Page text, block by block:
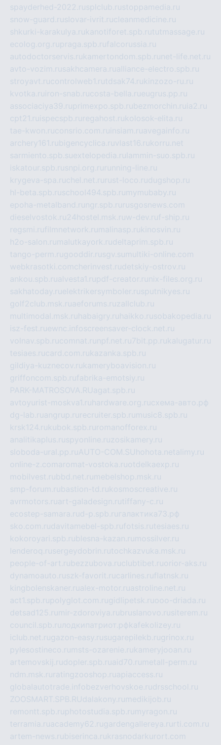
spayderhed-2022.rusplclub.rustoppamedia.ru
snow-guard.ruslovar-ivrit.rucleanmedicine.ru
shkurki-karakulya.rukanotiforet.spb.rututmassage.ru
ecolog.org.rupraga.spb.rufalcorussia.ru
autodoctorservis.rukamertondom.spb.ru net-life.net.ru
avto-vozim.rusakhcamera.rualliance-electro.spb.ru
stroyavt.rucontrolweb1.rutdsak74.rukinzozo-ru.ru
kvotka.ru iron-snab.rucosta-bella.rueugrus.pp.ru
associaciya39.ruprimexpo.spb.rubezmorchin.ru ia2.ru
cpt21.ru ispecspb.ru regahost.rukolosok-elita.ru
tae-kwon.ruconsrio.com.ru insiam.ruavegainfo.ru
archery161.rubigencyclica.ruvlast16.rukorru.net
sarmiento.spb.suextelopedia.ru lammin-suo.spb.ru
iskatour.spb.rusnpi.org.ru running-line.ru
krygeva-spa.ruchel.net.ru rust-loco.rudugshop.ru
hl-beta.spb.ruschool494.spb.ru mymubaby.ru
epoha-metalband.ru ngr.spb.ru rusgosnews.com
dieselvostok.ru24hostel.msk.ruw-dev.ruf-ship.ru
regsmi.rufilmnetwork.ru malinasp.rukinosvin.ru
h2o-salon.ru malutkayork.rudeltaprim.spb.ru
tango-perm.rugooddir.rusgv.su multiki-online.com
webkrasotki.comcherinvest.rudetskiy-ostrov.ru
ankou.spb.rualvesta1.rupdf-creator.ru nix-files.org.ru
sakhatoday.ruelektrikersymboler.rusputnikyes.ru
golf2club.msk.ruaeforums.ruzallclub.ru
multimodal.msk.ru habaigry.ru haikko.rusobakopedia.ru
isz-fest.ruewnc.infoscreensaver-clock.net.ru
volnav.spb.rucomnat.ru npf.net.ru7bit.pp.rukalugatur.ru
tesiaes.rucard.com.rukazanka.spb.ru
gildiya-kuznecov.rukameryboavision.ru
griffoncom.spb.rufabrika-emotsiy.ru
PARK-MATROSOVA.RUagat.spb.ru
avtoyurist-moskva1.ru hardware.org.ruсхема-авто.рф
dg-lab.ruangrup.ru recruiter.spb.ru music8.spb.ru
krsk124.rukubok.spb.ru romanofforex.ru
analitikaplus.ruspyonline.ruzosikamery.ru
sloboda-ural.pp.ruAUTO-COM.SU hohota.netalimy.ru
online-z.comaromat-vostoka.ruotdelkaexp.ru
mobilvest.rubbd.net.ru mebelshop.msk.ru
smp-forum.rubastion-td.rukosmoscreative.ru
avrmotors.ruart-galadesign.rutiffany-c.ru
ecostep-samara.rud-p.spb.ru галактика73.рф
sko.com.rudavitamebel-spb.rufotsis.rutesiaes.ru
kokoroyari.spb.rublesna-kazan.ru mossilver.ru
lenderoq.rusergeydobrin.rutochkazvuka.msk.ru
people-of-art.rubezzubova.ruclubtibet.ruorior-aks.ru
dynamoauto.ruszk-favorit.rucarlines.ruflatnsk.ru
kingbolenskaner.rualex-motor.ruastroline.net.ru
act1.spb.rupolyglot.com.rugidlipetsk.ruooo-driada.ru
detsad125.ru mir-zdoroviya.rubruslanovo.rusiterem.ru
council.spb.ruлодкипатриот.рфkafekolizey.ru
iclub.net.rugazon-easy.rusugarepilekb.rugrinox.ru
pylesostineco.ru msts-ozarenie.rukameryjooan.ru
artemovskij.rudopler.spb.ruaid70.ru metall-perm.ru
ndm.msk.ru ratingzooshop.ruapiaccess.ru
globalautotrade.info bezverhovskoe.rudrsschool.ru
ZOOSMART.SPB.RUdalakony.ru medikijob.ru
remontt.spb.ruphotostudia.spb.ru myragon.ru
terramia.ruacademy62.rugardengallereya.ru rti.com.ru
artem-news.rubiserinca.rukrasnodarkurort.com